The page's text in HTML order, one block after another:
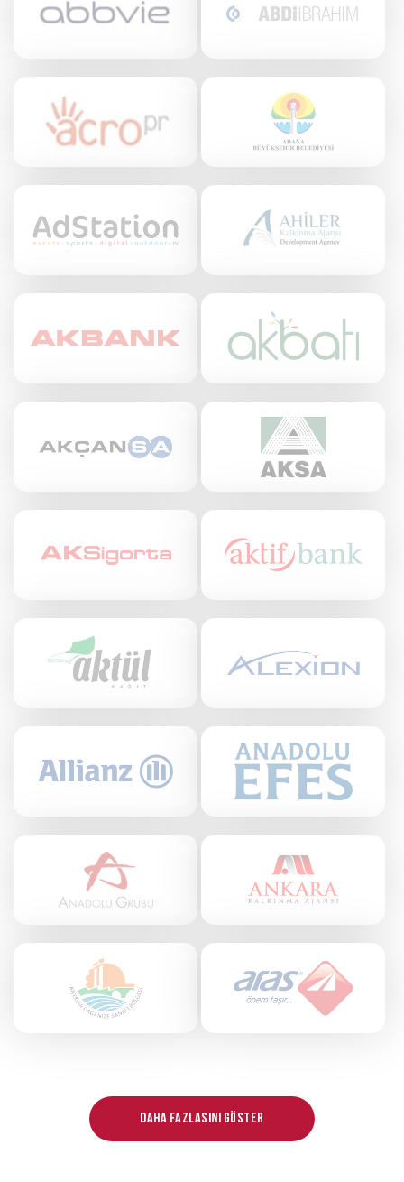
Trend Konular
🔥 Global Konuşmacılar
🔥 Motivasyon Konuşmacıları
🔥 Liderlik Konuşmacıları
🔥 Ekonomi Konuşmacıları
Daha Fazlasını Göster